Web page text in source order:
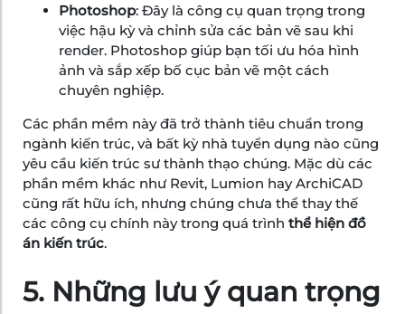
Photoshop: Đây là công cụ quan trọng trong
việc hậu kỳ và chỉnh sửa các bản vẽ sau khi
render. Photoshop giúp bạn tối ưu hóa hình
ảnh và sắp xếp bố cục bản vẽ một cách
chuyên nghiệp.
Các phần mềm này đã trở thành tiêu chuẩn trong
ngành kiến trúc, và bất kỳ nhà tuyển dụng nào cũng
yêu cầu kiến trúc sư thành thạo chúng. Mặc dù các
phần mềm khác như Revit, Lumion hay ArchiCAD
cũng rất hữu ích, nhưng chúng chưa thể thay thế
các công cụ chính này trong quá trình thể hiện đồ
án kiến trúc.
5. Những lưu ý quan trọng